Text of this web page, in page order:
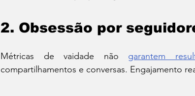
2. Obsessão por
Métricas de vaidade não garantem
compartilhamentos e conversas. Engajamento